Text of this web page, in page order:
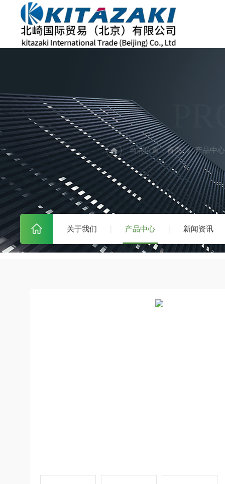
关于我们 产品中心 新闻资讯
当前位置：首页 产品中心